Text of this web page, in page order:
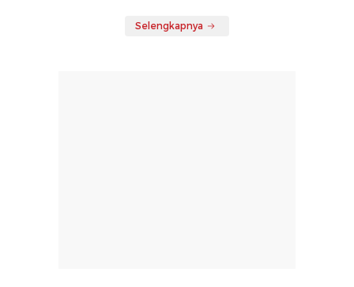
Selengkapnya